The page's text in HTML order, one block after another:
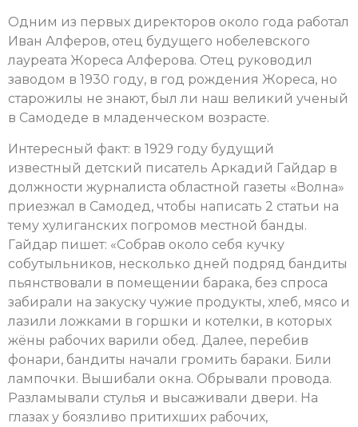
Одним из первых директоров около года работал
Иван Алферов, отец будущего нобелевского
лауреата Жореса Алферова. Отец руководил
заводом в 1930 году, в год рождения Жореса, но
старожилы не знают, был ли наш великий ученый
в Самодеде в младенческом возрасте.
Интересный факт: в 1929 году будущий
известный детский писатель Аркадий Гайдар в
должности журналиста областной газеты «Волна»
приезжал в Самодед, чтобы написать 2 статьи на
тему хулиганских погромов местной банды.
Гайдар пишет: «Собрав около себя кучку
собутыльников, несколько дней подряд бандиты
пьянствовали в помещении барака, без спроса
забирали на закуску чужие продукты, хлеб, мясо и
лазили ложками в горшки и котелки, в которых
жёны рабочих варили обед. Далее, перебив
фонари, бандиты начали громить бараки. Били
лампочки. Вышибали окна. Обрывали провода.
Разламывали стулья и высаживали двери. На
глазах у боязливо притихших рабочих,